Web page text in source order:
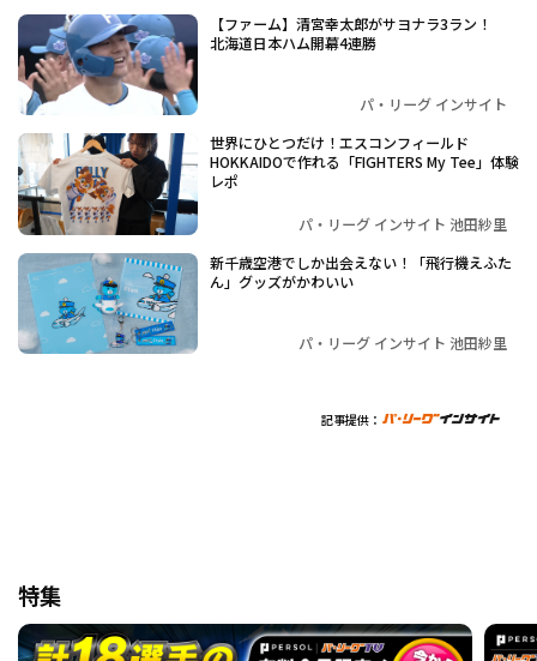
【ファーム】清宮幸太郎がサヨナラ3ラン！
北海道日本ハム開幕4連勝
パ・リーグ インサイト
世界にひとつだけ！エスコンフィールド
HOKKAIDOで作れる「FIGHTERS My Tee」体験
レポ
パ・リーグ インサイト 池田紗里
新千歳空港でしか出会えない！「飛行機えふた
ん」グッズがかわいい
パ・リーグ インサイト 池田紗里
記事提供：
特集